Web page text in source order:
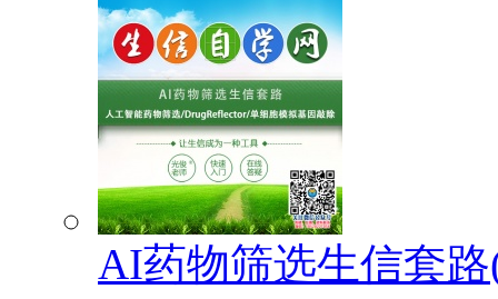
AI药物筛选生信套